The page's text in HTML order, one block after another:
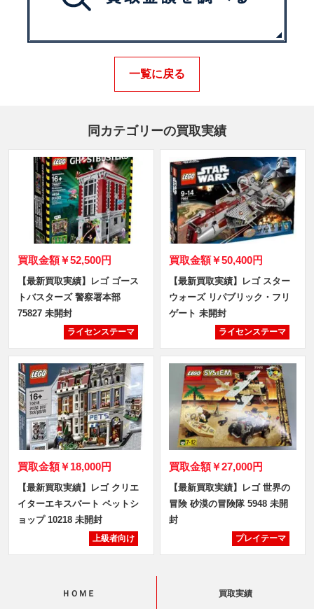
一覧に戻る
同カテゴリーの買取実績
買取金額￥52,500円
【最新買取実績】レゴ ゴース
トバスターズ 警察署本部
75827 未開封
ライセンステーマ
買取金額￥50,400円
【最新買取実績】レゴ スター
ウォーズ リパブリック・フリ
ゲート 未開封
ライセンステーマ
買取金額￥18,000円
【最新買取実績】レゴ クリエ
イターエキスパート ペットシ
ョップ 10218 未開封
上級者向け
買取金額￥27,000円
【最新買取実績】レゴ 世界の
冒険 砂漠の冒険隊 5948 未開
封
プレイテーマ
ＨＯＭＥ 買取実績